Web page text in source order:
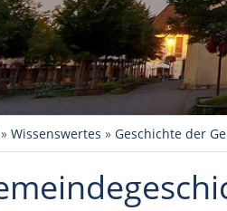
» Wissenswertes » Geschichte der